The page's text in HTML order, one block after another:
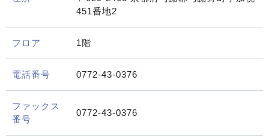
451番地2
フロア 1階
電話番号 0772-43-0376
ファックス
番号
0772-43-0376